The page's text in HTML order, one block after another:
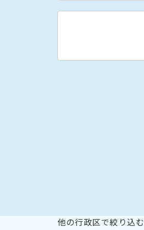
他の行政区で絞り込む